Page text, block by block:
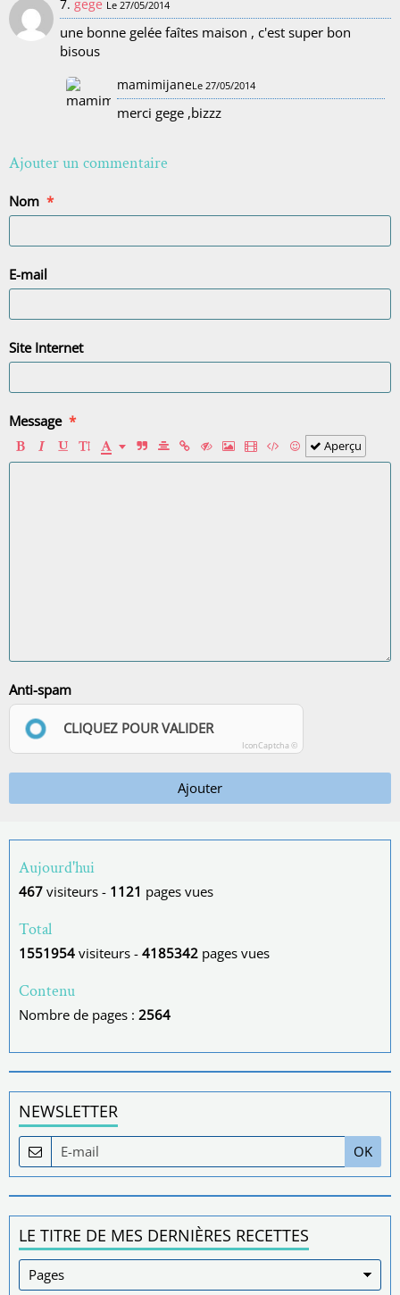
7. gege Le 27/05/2014
une bonne gelée faîtes maison , c'est super bon
bisous
mamimijaneLe 27/05/2014
merci gege ,bizzz
Ajouter un commentaire
Nom
E-mail
Site Internet
Message
Aperçu
Anti-spam
CLIQUEZ POUR VALIDER
IconCaptcha ©
Ajouter
Aujourd'hui
467 visiteurs - 1121 pages vues
Total
1551954 visiteurs - 4185342 pages vues
Contenu
Nombre de pages : 2564
NEWSLETTER
OK
LE TITRE DE MES DERNIÈRES RECETTES